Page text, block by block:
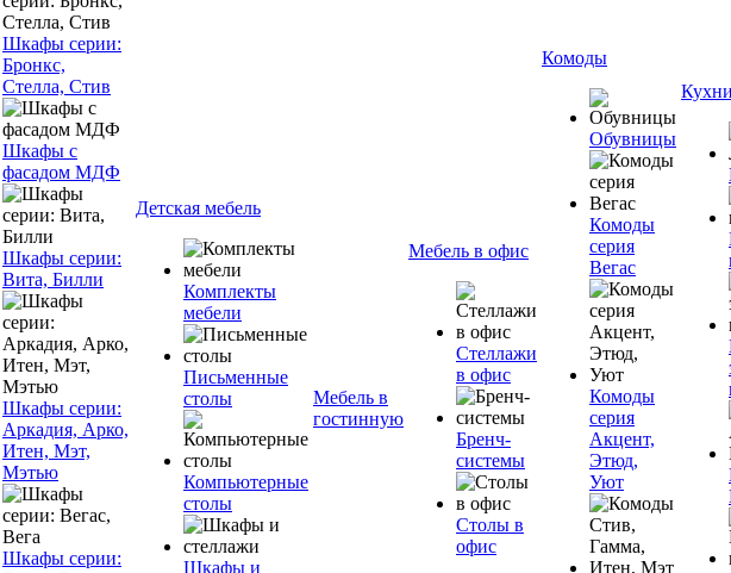
Шкафы серии:
Бронкс,
Стелла, Стив
Шкафы с
фасадом МДФ
Шкафы серии:
Вита, Билли
Шкафы серии:
Аркадия, Арко,
Итен, Мэт,
Мэтью
Шкафы серии:
Детская мебель
Комплекты
мебели
Письменные
столы
Компьютерные
столы
Шкафы и
Мебель в
гостинную
Мебель в офис
Стеллажи
в офис
Бренч-
системы
Столы в
офис
Комоды
Обувницы
Комоды
серия
Вегас
Комоды
серия
Акцент,
Этюд,
Уют